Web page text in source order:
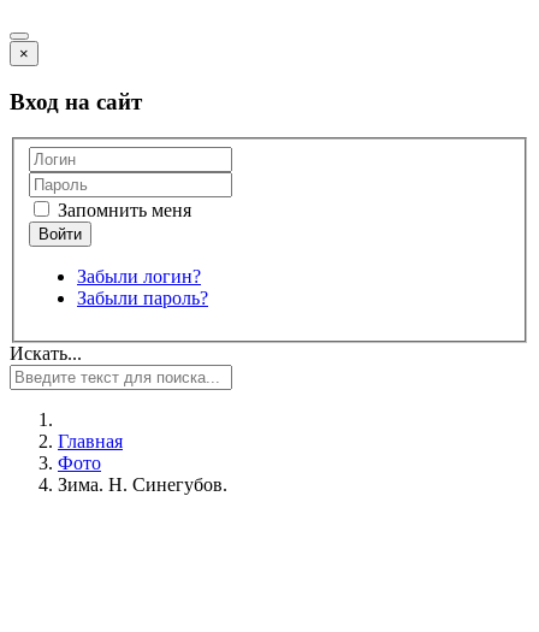
×
Вход на сайт
Запомнить меня
Забыли логин?
Забыли пароль?
Искать...
Главная
Фото
Зима. Н. Синегубов.